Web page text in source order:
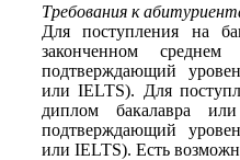
Требования к
Для поступления на
законченном
подтверждающий
или IELTS). Для
диплом бакалавра
подтверждающий
или IELTS). Есть